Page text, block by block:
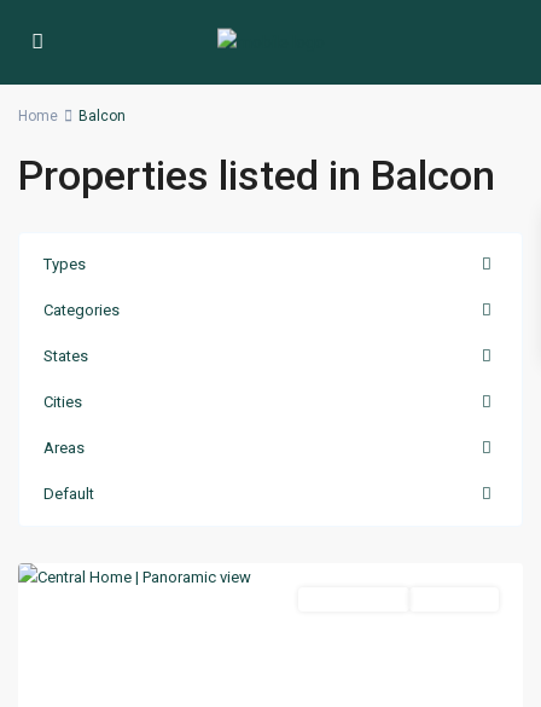
Home Balcon
Properties listed in Balcon
Types
Categories
States
Cities
Areas
Default